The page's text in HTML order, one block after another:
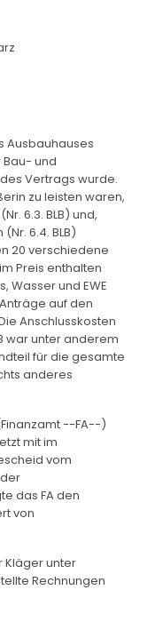
Ausbauhauses
und
Vertrags wurde.
zu leisten waren,
6.3. BLB) und,
6.4. BLB)
20 verschiedene
Preis enthalten
Wasser und EWE
auf den
Anschlusskosten
war unter anderem
für die gesamte
anderes
--FA--)
mit im
vom
das FA den
von
Kläger unter
Rechnungen